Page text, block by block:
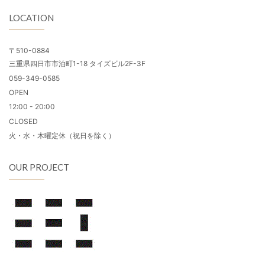
LOCATION
〒510-0884
三重県四日市市泊町1-18 タイズビル2F-3F
059-349-0585
OPEN
12:00 - 20:00
CLOSED
火・水・木曜定休（祝日を除く）
OUR PROJECT